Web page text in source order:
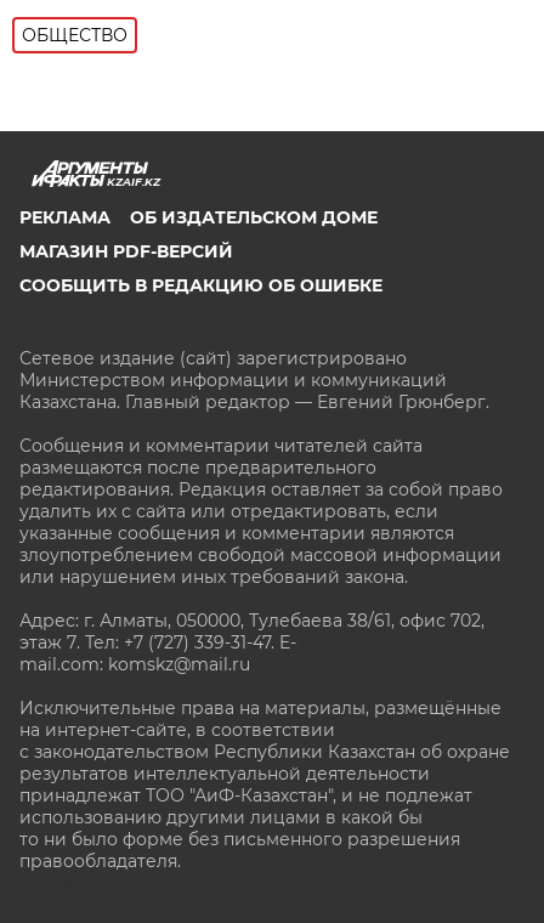
ОБЩЕСТВО
KZAIF.KZ
РЕКЛАМА
ОБ ИЗДАТЕЛЬСКОМ ДОМЕ
МАГАЗИН PDF-ВЕРСИЙ
СООБЩИТЬ В РЕДАКЦИЮ ОБ ОШИБКЕ
Сетевое издание (сайт) зарегистрировано
Министерством информации и коммуникаций
Казахстана. Главный редактор — Евгений Грюнберг.
Сообщения и комментарии читателей сайта
размещаются после предварительного
редактирования. Редакция оставляет за собой право
удалить их с сайта или отредактировать, если
указанные сообщения и комментарии являются
злоупотреблением свободой массовой информации
или нарушением иных требований закона.
Адрес: г. Алматы, 050000, Тулебаева 38/61, офис 702,
этаж 7. Тел: +7 (727) 339-31-47. E-
mail.com: komskz@mail.ru
Исключительные права на материалы, размещённые
на интернет-сайте, в соответствии
с законодательством Республики Казахстан об охране
результатов интеллектуальной деятельности
принадлежат ТОО "АиФ-Казахстан", и не подлежат
использованию другими лицами в какой бы
то ни было форме без письменного разрешения
правообладателя.